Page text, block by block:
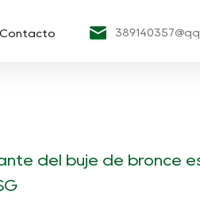
Contacto
del buje de bronce